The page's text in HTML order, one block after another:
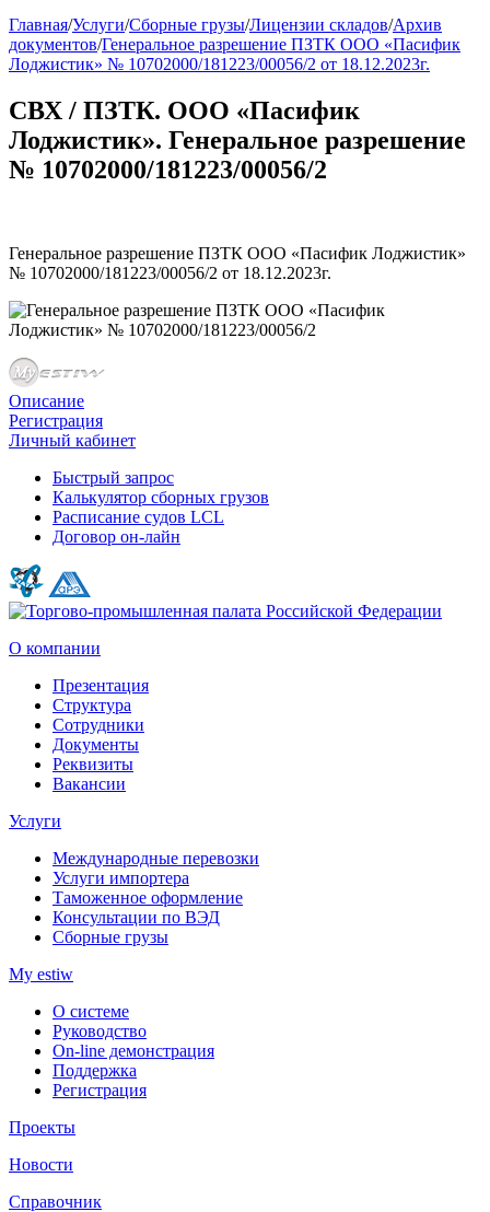
Главная/Услуги/Сборные грузы/Лицензии складов/Архив
документов/Генеральное разрешение ПЗТК ООО «Пасифик
Лоджистик» № 10702000/181223/00056/2 от 18.12.2023г.
СВХ / ПЗТК. ООО «Пасифик
Лоджистик». Генеральное разрешение
№ 10702000/181223/00056/2
Генеральное разрешение ПЗТК ООО «Пасифик Лоджистик»
№ 10702000/181223/00056/2 от 18.12.2023г.
Описание
Регистрация
Личный кабинет
Быстрый запрос
Калькулятор сборных грузов
Расписание судов LCL
Договор он-лайн
О компании
Презентация
Структура
Сотрудники
Документы
Реквизиты
Вакансии
Услуги
Международные перевозки
Услуги импортера
Таможенное оформление
Консультации по ВЭД
Сборные грузы
My estiw
О системе
Руководство
On-line демонстрация
Поддержка
Регистрация
Проекты
Новости
Справочник